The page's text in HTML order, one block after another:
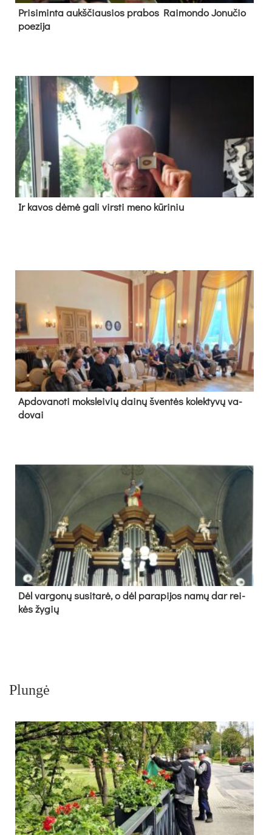
Pri­si­min­ta aukš­čiau­sios pra­bos Rai­mon­do Jo­nu­čio
poe­zi­ja
Ir ka­vos dė­mė ga­li virs­ti me­no kū­ri­niu
Ap­do­va­no­ti moks­lei­vių dai­nų šven­tės ko­lek­ty­vų va­
do­vai
Dėl var­go­nų su­si­ta­rė, o dėl pa­ra­pi­jos na­mų dar rei­
kės žy­gių
Plungė